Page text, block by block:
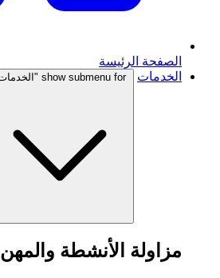
الصفحة الرئيسة
الخدمات
show submenu for "الخدمات"
مزاولة الأنشطة والمهن